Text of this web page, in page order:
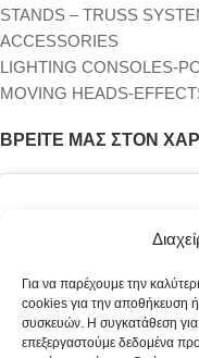
Για να παρέχουμε την
cookies για την αποθήκευση
συσκευών. Η συγκατάθεση για
επεξεργαστούμε δεδομένα
STANDS – TRUSS
ACCESSORIES
LIGHTING CONSOLES-
MOVING HEADS-
ΒΡΕΊΤΕ ΜΑΣ ΣΤΟΝ
Κάντε κλικ